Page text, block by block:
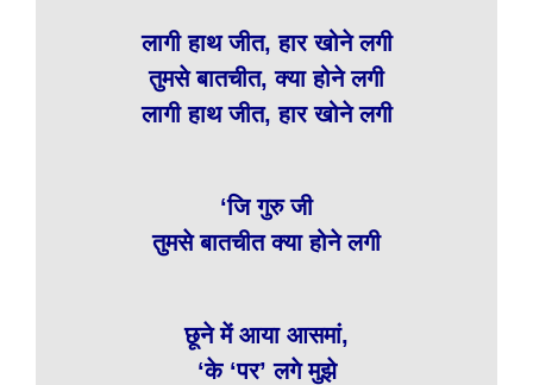
लागी हाथ जीत, हार खोने लगी
तुमसे बातचीत, क्या होने लगी
लागी हाथ जीत, हार खोने लगी
‘जि गुरु जी
तुमसे बातचीत क्या होने लगी
छूने में आया आसमां,
‘के ‘पर’ लगे मुझे